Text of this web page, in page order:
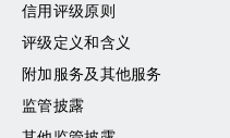
信用评级原则
评级定义和含义
附加服务及其他服务
监管披露